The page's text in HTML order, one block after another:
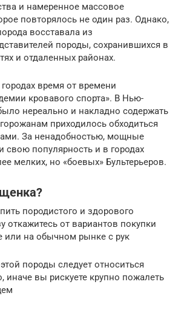
и намеренное массовое
повторялось не один раз. Однако,
восставала из
породы, сохранившихся в
и отдаленных районах.
время от времени
кровавого спорта». В Нью-
нереально и накладно содержать
приходилось обходиться
За ненадобностью, мощные
свою популярность и в городах
мелких, но «боевых» Бультерьеров.
породистого и здорового
откажитесь от вариантов покупки
или на обычном рынке с рук
породы следует относиться
иначе вы рискуете крупно пожалеть